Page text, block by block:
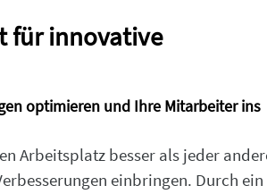
für innovative
optimieren und Ihre Mitarbeiter ins
Arbeitsplatz besser als jeder
einbringen. Durch ein